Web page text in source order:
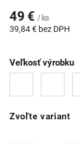
49 € / ks
39,84 € bez DPH
Zvoľte variant
Veľkosť výrobku